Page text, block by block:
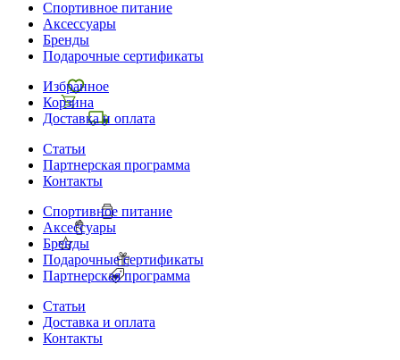
Спортивное питание
Аксессуары
Бренды
Подарочные сертификаты
Избранное
Корзина
Доставка и оплата
Статьи
Партнерская программа
Контакты
Спортивное питание
Аксессуары
Бренды
Подарочные сертификаты
Партнерская программа
Статьи
Доставка и оплата
Контакты